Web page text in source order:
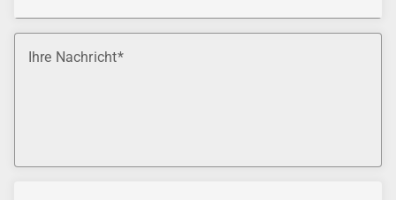
Ihre Nachricht